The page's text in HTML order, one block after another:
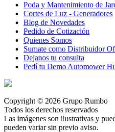
Poda y Mantenimiento de
Cortes de Luz - Generadores
Blog de Novedades
Pedido de Cotización
Quienes Somos
Sumate como Distribuidor
Dejanos tu consulta
Pedí tu Demo Automower
Copyright © 2026 Grupo Rumbo
Todos los derechos reservados
Las imágenes son ilustrativas y
pueden variar sin previo aviso.